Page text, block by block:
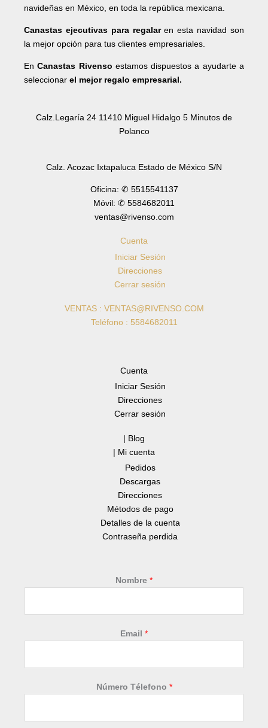
navideñas en México, en toda la república mexicana.
Canastas ejecutivas para regalaren esta navidad son
la mejor opción para tus clientes empresariales.
EnCanastas Rivenso estamos dispuestos a ayudarte a
seleccionar el mejor regalo empresarial.
Calz.Legaría 24 11410 Miguel Hidalgo 5 Minutos de
Polanco
Calz. Acozac Ixtapaluca Estado de México S/N
Oficina: ✆ 5515541137
Móvil: ✆ 5584682011
ventas@rivenso.com
Cuenta
Iniciar Sesión
Direcciones
Cerrar sesión
VENTAS : VENTAS@RIVENSO.COM
Teléfono : 5584682011
Cuenta
Iniciar Sesión
Direcciones
Cerrar sesión
| Blog
| Mi cuenta
Pedidos
Descargas
Direcciones
Métodos de pago
Detalles de la cuenta
Contraseña perdida
Nombre *
e
c
r
i
c
Email *
Número Télefono *